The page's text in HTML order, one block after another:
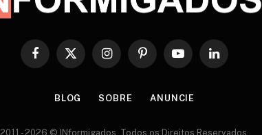
Facebook
X
InstagramPinterestYouTubeLinkedIn
BLOG SOBRE ANUNCIE
2011 - 2026 © INformigados. Todos os Direitos Reservados.